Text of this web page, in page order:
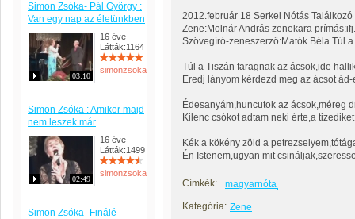
Simon Zsóka- Pál György :
Van egy nap az életünkben
03:10
16 éve
Látták:1164
simonzsoka
Simon Zsóka : Amikor majd
nem leszek már
02:49
16 éve
Látták:1499
simonzsoka
Simon Zsóka- Finálé
2012.február 18 Serkei Nótás Találkozó
Zene:Molnár András zenekara
Szövegíró-zeneszerző:Matók Béla Túl
Túl a Tiszán faragnak az ácsok,ide
Eredj lányom kérdezd meg az ácsot
Édesanyám,huncutok az ácsok,méreg
Kilenc csókot adtam neki érte,a
Kék a kökény zöld a
Én Istenem,ugyan mit
Címkék:
magyarnóta
Kategória: Zene